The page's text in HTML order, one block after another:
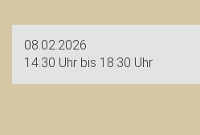
08.02.2026
14:30 Uhr bis 18:30 Uhr